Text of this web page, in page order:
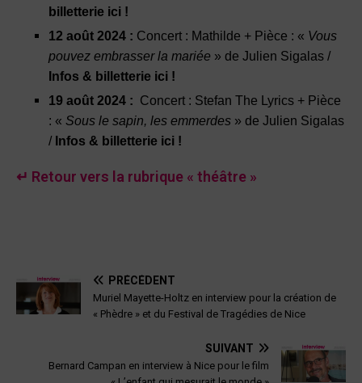
billetterie ici !
12 août 2024 : Concert : Mathilde + Pièce : « Vous
pouvez embrasser la mariée » de Julien Sigalas /
Infos & billetterie ici !
19 août 2024 : Concert : Stefan The Lyrics + Pièce
: « Sous le sapin, les emmerdes » de Julien Sigalas
/ Infos & billetterie ici !
↵ Retour vers la rubrique « théâtre »
PRÉCÉDENT
Muriel Mayette-Holtz en interview pour la création de
« Phèdre » et du Festival de Tragédies de Nice
SUIVANT
Bernard Campan en interview à Nice pour le film